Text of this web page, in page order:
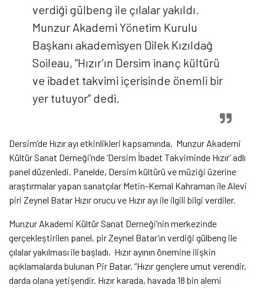
verdiği gülbeng ile çılalar yakıldı.
Munzur Akademi Yönetim Kurulu
Başkanı akademisyen Dilek Kızıldağ
Soileau, “Hızır’ın Dersim inanç kültürü
ve ibadet takvimi içerisinde önemli bir
yer tutuyor” dedi.
Dersim’de Hızır ayı etkinlikleri kapsamında, Munzur Akademi
Kültür Sanat Derneği’nde ‘Dersim İbadet Takviminde Hızır’ adlı
panel düzenledi. Panelde, Dersim kültürü ve müziği üzerine
araştırmalar yapan sanatçılar Metin-Kemal Kahraman ile Alevi
piri Zeynel Batar Hızır orucu ve Hızır ayı ile ilgili bilgi verdiler.
Munzur Akademi Kültür Sanat Derneği’nin merkezinde
gerçekleştirilen panel, pir Zeynel Batar’ın verdiği gülbeng ile
çılalar yakılması ile başladı. Hızır ayının önemine ilişkin
açıklamalarda bulunan Pir Batar, “Hızır gençlere umut verendir,
darda olana yetişendir. Hızır karada, havada 18 bin alemi